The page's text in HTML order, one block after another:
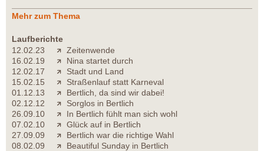
Mehr zum Thema
Laufberichte
12.02.23
Zeitenwende
16.02.19
Nina startet durch
12.02.17
Stadt und Land
15.02.15
Straßenlauf statt Karneval
01.12.13
Bertlich, da sind wir dabei!
02.12.12
Sorglos in Bertlich
26.09.10
In Bertlich fühlt man sich wohl
07.02.10
Glück auf in Bertlich
27.09.09
Bertlich war die richtige Wahl
08.02.09
Beautiful Sunday in Bertlich